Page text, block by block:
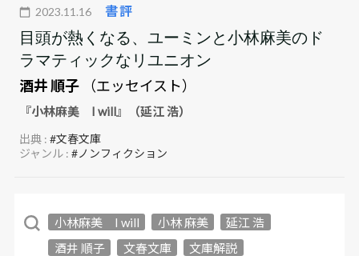
2023.11.16 書評
目頭が熱くなる、ユーミンと小林麻美のド
ラマティックなリユニオン
酒井 順子
（エッセイスト）
『小林麻美 I will』（延江 浩）
出典 :#文春文庫
ジャンル :#ノンフィクション
小林麻美 I will 小林 麻美
延江 浩
酒井 順子
文春文庫 文庫解説